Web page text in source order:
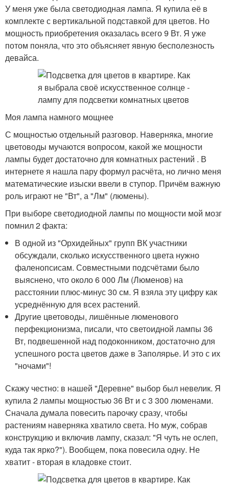
У меня уже была светодиодная лампа. Я купила её в
комплекте с вертикальной подставкой для цветов. Но
мощность приобретения оказалась всего 9 Вт. Я уже
потом поняла, что это объясняет явную бесполезность
девайса.
Моя лампа намного мощнее
С мощностью отдельный разговор. Наверняка, многие
цветоводы мучаются вопросом, какой же мощности
лампы будет достаточно для комнатных растений . В
интернете я нашла пару формул расчёта, но лично меня
математические изыски ввели в ступор. Причём важную
роль играют не "Вт", а "Лм" (люмены).
При выборе светодиодной лампы по мощности мой мозг
помнил 2 факта:
В одной из "Орхидейных" групп ВК участники
обсуждали, сколько искусственного цвета нужно
фаленопсисам. Совместными подсчётами было
выяснено, что около 6 000 Лм (Люменов) на
расстоянии плюс-минус 30 см. Я взяла эту цифру как
усреднённую для всех растений.
Другие цветоводы, лишённые люменового
перфекционизма, писали, что светоидной лампы 36
Вт, подвешенной над подоконником, достаточно для
успешного роста цветов даже в Заполярье. И это с их
"ночами"!
Скажу честно: в нашей "Деревне" выбор был невелик. Я
купила 2 лампы мощностью 36 Вт и с 3 300 люменами.
Сначала думала повесить парочку сразу, чтобы
растениям наверняка хватило света. Но муж, собрав
конструкцию и включив лампу, сказал: "Я чуть не ослеп,
куда так ярко?"). Вообщем, пока повесила одну. Не
хватит - вторая в кладовке стоит.